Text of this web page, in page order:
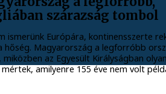
szárazság tombol
ismerünk Európára, kontinensszerte
hőség. Magyarország a legforróbb
miközben az Egyesült Királyságban
amilyenre 155 éve nem volt